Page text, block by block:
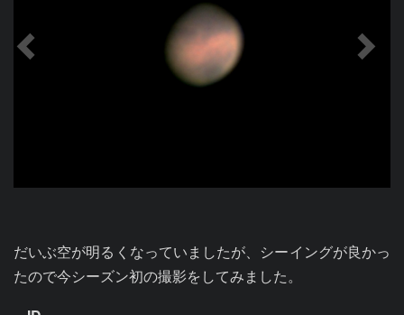
だいぶ空が明るくなっていましたが、シーイングが良かっ
たので今シーズン初の撮影をしてみました。